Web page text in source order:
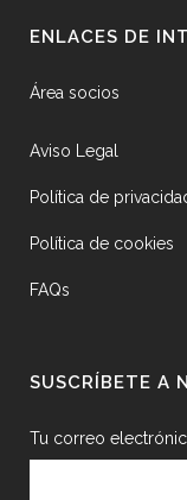
ENLACES DE
Área socios
Aviso Legal
Política de
Política de cookies
FAQs
SUSCRÍBETE A
Tu correo